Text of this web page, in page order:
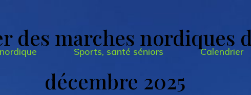
Sports, santé séniors Calendrier
des marches nordiques
décembre 2025